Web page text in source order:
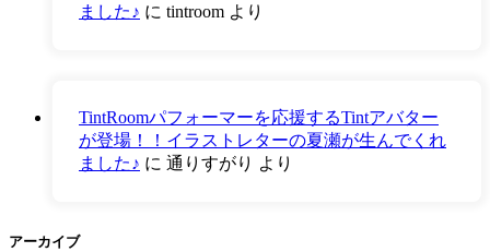
ました♪ に tintroom より
TintRoomパフォーマーを応援するTintアバター
が登場！！イラストレターの夏瀬が生んでくれ
ました♪ に 通りすがり より
アーカイブ